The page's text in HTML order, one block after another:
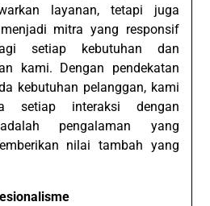
layanan, tetapi juga
mitra yang responsif
setiap kebutuhan dan
kami. Dengan pendekatan
kebutuhan pelanggan, kami
setiap interaksi dengan
pengalaman yang
nilai tambah yang